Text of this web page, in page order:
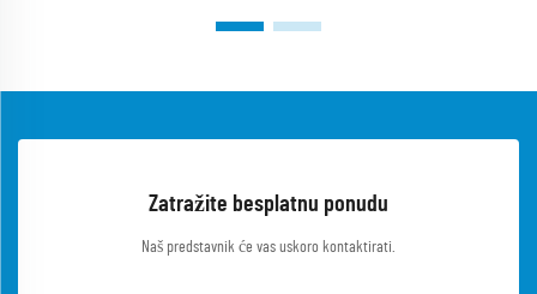
Zatražite besplatnu ponudu
Naš predstavnik će vas uskoro kontaktirati.